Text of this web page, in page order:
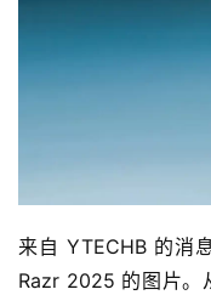
来自 YTECHB 的消
Razr 2025 的图片。